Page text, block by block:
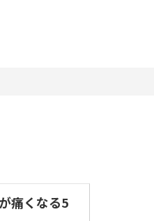
痛くなる5